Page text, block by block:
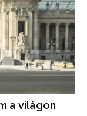
a világon